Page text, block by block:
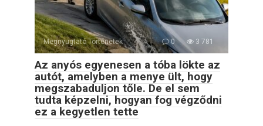
Megnyugtató Történetek 0 3 781
Az anyós egyenesen a tóba lökte az
autót, amelyben a menye ült, hogy
megszabaduljon tőle. De el sem
tudta képzelni, hogyan fog végződni
ez a kegyetlen tette